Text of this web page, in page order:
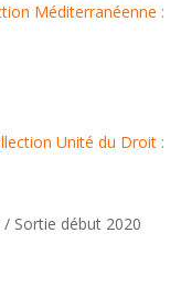
Méditerranéenne :
Unité du Droit :
Sortie début 2020